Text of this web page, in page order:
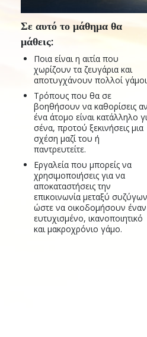
Σε αυτό το μάθημα θα
μάθεις:
Ποια είναι η αιτία που
χωρίζουν τα ζευγάρια και
αποτυγχάνουν πολλοί
Τρόπους που θα σε
βοηθήσουν να καθορίσεις αν
ένα άτομο είναι κατάλληλο
σένα, προτού ξεκινήσεις μια
σχέση μαζί του ή
παντρευτείτε.
Εργαλεία που μπορείς να
χρησιμοποιήσεις για να
αποκαταστήσεις την
επικοινωνία μεταξύ
ώστε να οικοδομήσουν έναν
ευτυχισμένο, ικανοποιητικό
και μακροχρόνιο γάμο.